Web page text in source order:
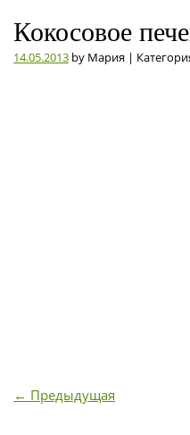
Кокосовое
14.05.2013 by Мария |
← Предыдущая